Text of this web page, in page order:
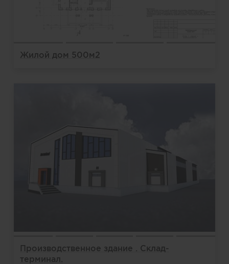
Жилой дом 500м2
Производственное здание . Склад-
терминал.